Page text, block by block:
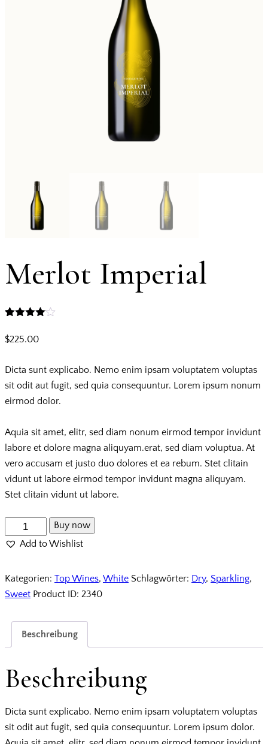
Merlot Imperial
mit4.00
von 5,
auf
Kundenbewertung
$225.00
Dicta sunt explicabo. Nemo enim ipsam voluptatem voluptas
sit odit aut fugit, sed quia consequuntur. Lorem ipsum nonum
eirmod dolor.
Aquia sit amet, elitr, sed diam nonum eirmod tempor invidunt
labore et dolore magna aliquyam.erat, sed diam voluptua. At
vero accusam et justo duo dolores et ea rebum. Stet clitain
vidunt ut labore eirmod tempor invidunt magna aliquyam.
Stet clitain vidunt ut labore.
Merlot
Imperial
Buy now
Add to Wishlist
Kategorien: Top Wines, White Schlagwörter: Dry, Sparkling,
Sweet Product ID: 2340
Beschreibung
Beschreibung
Dicta sunt explicabo. Nemo enim ipsam voluptatem voluptas
sit odit aut fugit, sed quia consequuntur. Lorem ipsum dolor.